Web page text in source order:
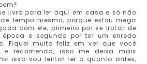
livro para ler aqui em casa e só não
tempo mesmo, porque estou mega
com ele, primeiro por se tratar de
e segundo por ter um enredo
Fiquei muito feliz em ver que você
recomenda, isso me deixa mais
isso vou tentar ler o quanto antes,